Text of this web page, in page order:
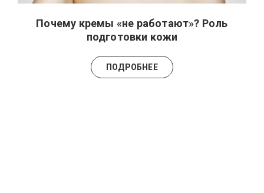
Почему кремы «не работают»? Роль
подготовки кожи
ПОДРОБНЕЕ